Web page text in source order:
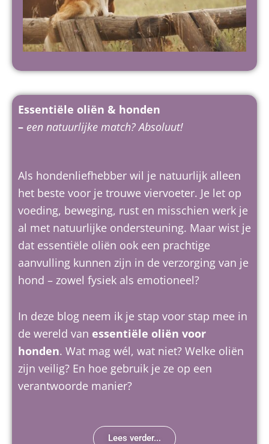
Essentiële oliën & honden
– een natuurlijke match?Absoluut!
Als hondenliefhebber wil je natuurlijk alleen
het beste voor je trouwe viervoeter. Je let op
voeding, beweging, rust en misschien werk je
al met natuurlijke ondersteuning. Maar wist je
dat essentiële oliën ook een prachtige
aanvulling kunnen zijn in de verzorging van je
hond – zowel fysiek als emotioneel?
In deze blog neem ik je stap voor stap mee in
de wereld van essentiële oliën voor
honden. Wat mag wél, wat niet? Welke oliën
zijn veilig? En hoe gebruik je ze op een
verantwoorde manier?
Lees verder...